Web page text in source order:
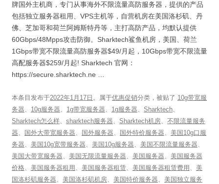
牌国外主机商，专门从事海外不限流量高防服务器，提供的产品
包括独立服务器租用、VPS主机等，自营机房在美国洛杉矶、丹
佛、芝加哥和荷兰阿姆斯特丹等，主打高防产品，均默认提供
60Gbps/48Mpps攻击防御。Sharktech鲨鱼机房，美国、荷兰
1Gbps带宽不限流量高防服务器$49/月起，10Gbps带宽不限流量
高配服务器$259/月起! Sharktech 官网：
https://secure.sharktech.ne …
本条目发布于2022年1月17日 。属于优惠促销分类，被贴了 10g带宽服
务器、 10g服务器、 1g带宽服务器、 1g服务器、 Sharktech、
Sharktech怎么样、 sharktech服务器、 Sharktech机房、 不限流量服务
器、 国外大带宽服务器、 国外服务器、 国外特价服务器、 美国10g口服
务器、 美国10g宽带服务器、 美国10g服务器、 美国不限流量服务器、
美国大带宽服务器、 美国无限流量服务器、 美国服务器、 美国服务器
价格、 美国服务器租用 、 美国服务器租赁、 美国服务器租赁费用 、 美
国洛杉矶服务器、 美国洛杉矶机房、 美国特价服务器、 美国独立服务